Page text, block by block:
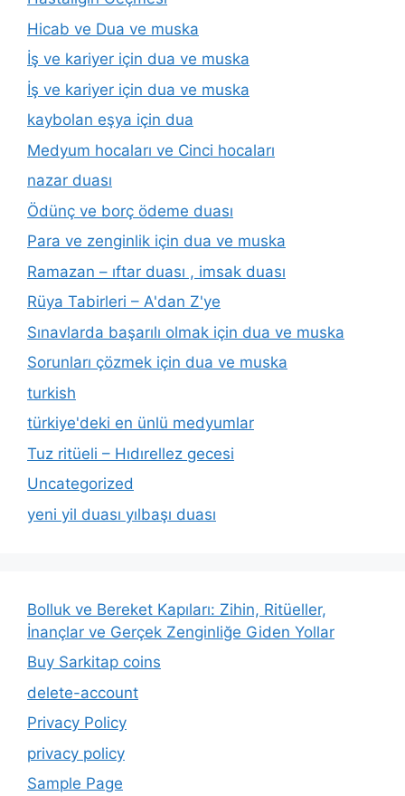
Hicab ve Dua ve muska
İş ve kariyer için dua ve muska
İş ve kariyer için dua ve muska
kaybolan eşya için dua
Medyum hocaları ve Cinci hocaları
nazar duası
Ödünç ve borç ödeme duası
Para ve zenginlik için dua ve muska
Ramazan – ıftar duası , imsak duası
Rüya Tabirleri – A'dan Z'ye
Sınavlarda başarılı olmak için dua ve muska
Sorunları çözmek için dua ve muska
turkish
türkiye'deki en ünlü medyumlar
Tuz ritüeli – Hıdırellez gecesi
Uncategorized
yeni yil duası yılbaşı duası
Bolluk ve Bereket Kapıları: Zihin, Ritüeller,
İnançlar ve Gerçek Zenginliğe Giden Yollar
Buy Sarkitap coins
delete-account
Privacy Policy
privacy policy
Sample Page